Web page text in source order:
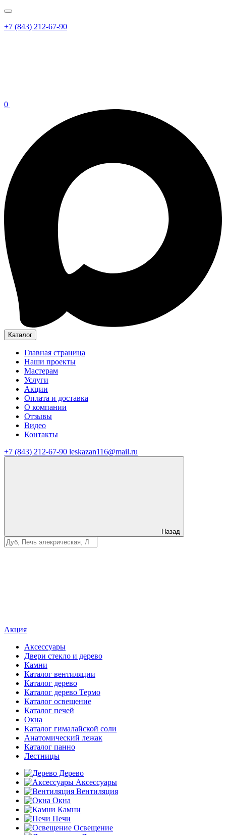
+7 (843) 212-67-90
0
Каталог
Главная страница
Наши проекты
Мастерам
Услуги
Акции
Оплата и доставка
О компании
Отзывы
Видео
Контакты
+7 (843) 212-67-90 leskazan116@mail.ru
Назад
Акция
Аксессуары
Двери стекло и дерево
Камни
Каталог вентиляции
Каталог дерево
Каталог дерево Термо
Каталог освещение
Каталог печей
Окна
Каталог гималайской соли
Анатомический лежак
Каталог панно
Лестницы
Дерево
Аксессуары
Вентиляция
Окна
Камни
Печи
Освещение